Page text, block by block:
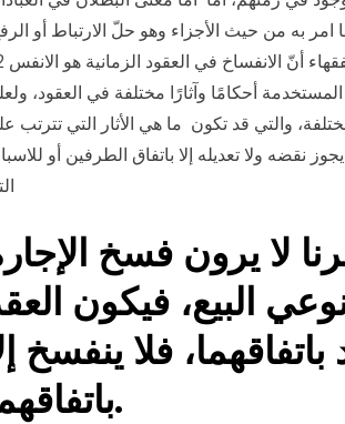
به من حيث الأجزاء وهو حلّ الارتباط أو
يقال: فسخ
المفردات المستخدمة أحكامًا وآثارًا مختلفة في العقود،
والتي قد تكون ما هي الأثار التي تترتب
نقضه ولا تعديله إلا باتفاق الطرفين أو
لا يرون فسخ
البيع، فيكون
باتفاقهما، فلا ينفسخ
باتفاقهما.